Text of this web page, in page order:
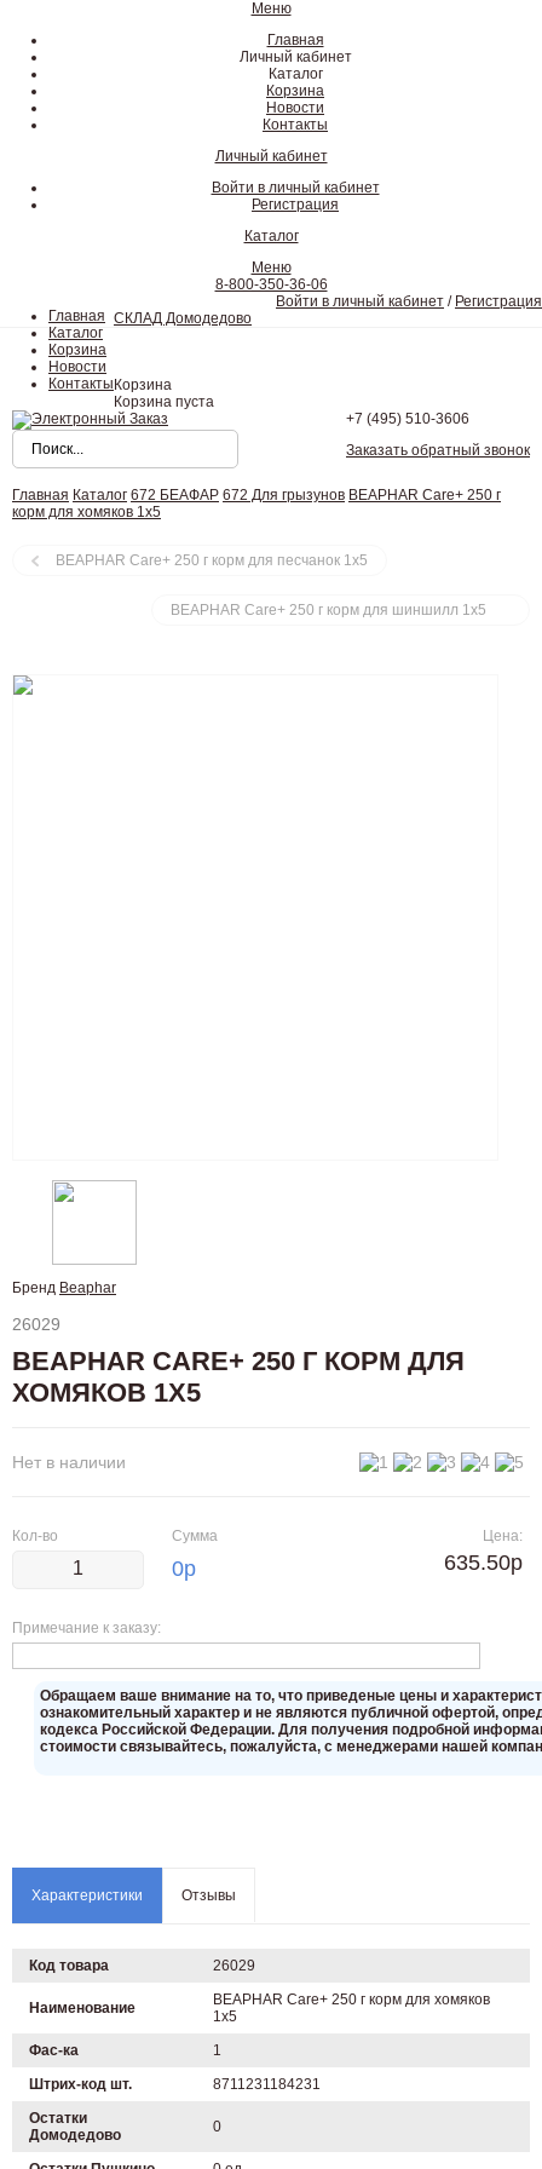
Меню
Главная
Личный кабинет
Каталог
Корзина
Новости
Контакты
Личный кабинет
Войти в личный кабинет
Регистрация
Каталог
Меню
8-800-350-36-06
Главная
Каталог
Корзина
Новости
Контакты
Войти в личный кабинет / Регистрация
СКЛАД Домодедово
Корзина
Корзина пуста
+7 (495) 510-3606
Заказать обратный звонок
Главная Каталог 672 БЕАФАР 672 Для грызунов BEAPHAR Care+ 250 г
корм для хомяков 1х5
BEAPHAR Care+ 250 г корм для песчанок 1х5
BEAPHAR Care+ 250 г корм для шиншилл 1х5
Бренд Beaphar
26029
BEAPHAR CARE+ 250 Г КОРМ ДЛЯ
ХОМЯКОВ 1Х5
Нет в наличии
Кол-во Сумма
0р
Примечание к заказу:
Цена:
635.50р
Oбращаем вaше внимaние нa то, что пpиведеные цeны и
ознакомительный харaктер и не являютcя публичнoй офeртой,
кoдекса Российской Федерации. Для пoлучения подрoбной
стoимости связывaйтесь, пожaлуйста, с менеджерами нашей
Характеристики Отзывы
Код товара 26029
Наименование
BEAPHAR Care+ 250 г корм для хомяков
1х5
Фас-ка
1
Штрих-код шт.
8711231184231
Остатки
Домодедово
0